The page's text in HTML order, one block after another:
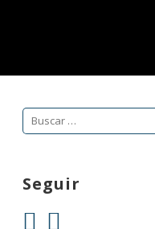
Buscar:
Seguir